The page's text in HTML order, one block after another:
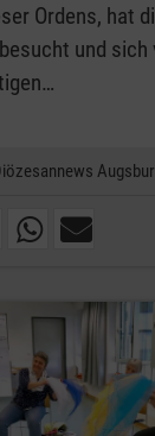
Ordens, hat
und sich